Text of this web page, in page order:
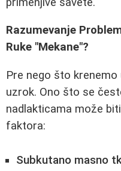
Razumevanje
Ruke "Mekane"?
Pre nego što
uzrok. Ono što se
nadlakticama može
faktora:
Subkutano masno